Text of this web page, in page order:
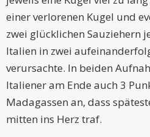
einer verlorenen Kugel und
zwei glücklichen Sauziehern
Italien in zwei
verursachte. In beiden
Italiener am Ende auch 3
Madagassen an, dass
mitten ins Herz traf.